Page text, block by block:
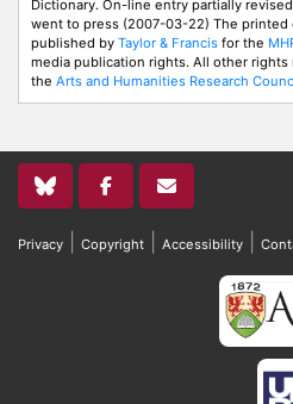
Dictionary. On-line entry partially
went to press (2007-03-22) The printed
published by Taylor & Francis for the
media publication rights. All other
the Arts and Humanities Research
Privacy Copyright Accessibility